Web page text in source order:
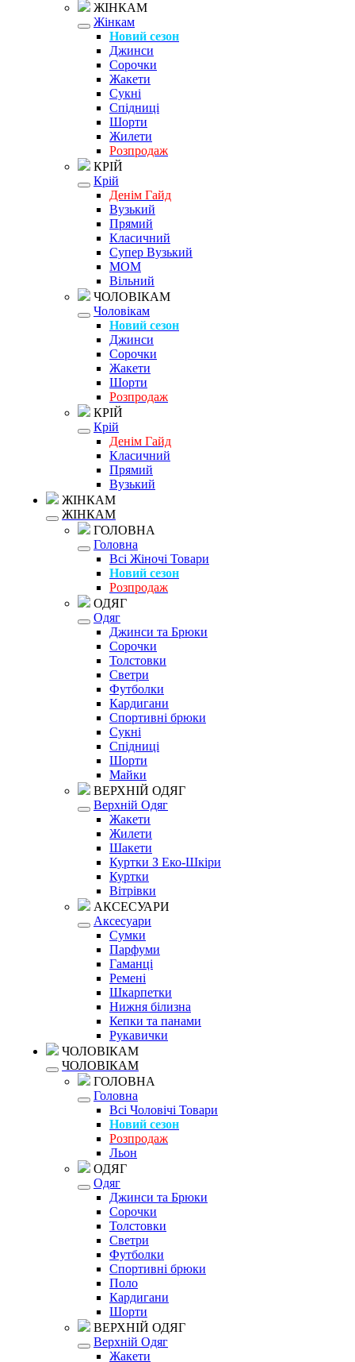
ЖІНКАМ
Жінкам
Новий сезон
Джинси
Сорочки
Жакети
Сукні
Спідниці
Шорти
Жилети
Розпродаж
КРІЙ
Крій
Денім Гайд
Вузький
Прямий
Класичний
Супер Вузький
MOM
Вільний
ЧОЛОВІКАМ
Чоловікам
Новий сезон
Джинси
Сорочки
Жакети
Шорти
Розпродаж
КРІЙ
Крій
Денім Гайд
Класичний
Прямий
Вузький
ЖІНКАМ
ЖІНКАМ
ГОЛОВНА
Головна
Всі Жіночі Товари
Новий сезон
Розпродаж
ОДЯГ
Одяг
Джинси та Брюки
Сорочки
Толстовки
Светри
Футболки
Кардигани
Спортивні брюки
Сукні
Спідниці
Шорти
Майки
ВЕРХНІЙ ОДЯГ
Верхній Одяг
Жакети
Жилети
Шакети
Куртки З Еко-Шкіри
Куртки
Вітрівки
АКСЕСУАРИ
Аксесуари
Сумки
Парфуми
Гаманці
Ремені
Шкарпетки
Нижня білизна
Кепки та панами
Рукавички
ЧОЛОВІКАМ
ЧОЛОВІКАМ
ГОЛОВНА
Головна
Всі Чоловічі Товари
Новий сезон
Розпродаж
Льон
ОДЯГ
Одяг
Джинси та Брюки
Сорочки
Толстовки
Светри
Футболки
Спортивні брюки
Поло
Кардигани
Шорти
ВЕРХНІЙ ОДЯГ
Верхній Одяг
Жакети